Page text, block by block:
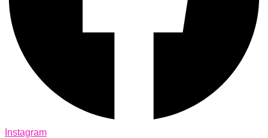
Instagram